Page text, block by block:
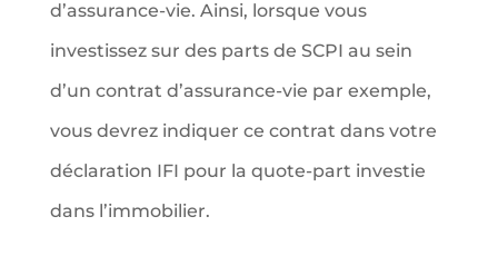
d’assurance-vie. Ainsi, lorsque vous
investissez sur des parts de SCPI au sein
d’un contrat d’assurance-vie par exemple,
vous devrez indiquer ce contrat dans votre
déclaration IFI pour la quote-part investie
dans l’immobilier.